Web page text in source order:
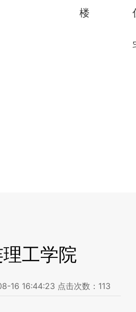
楼
工学院
16 16:44:23 点击次数： 113